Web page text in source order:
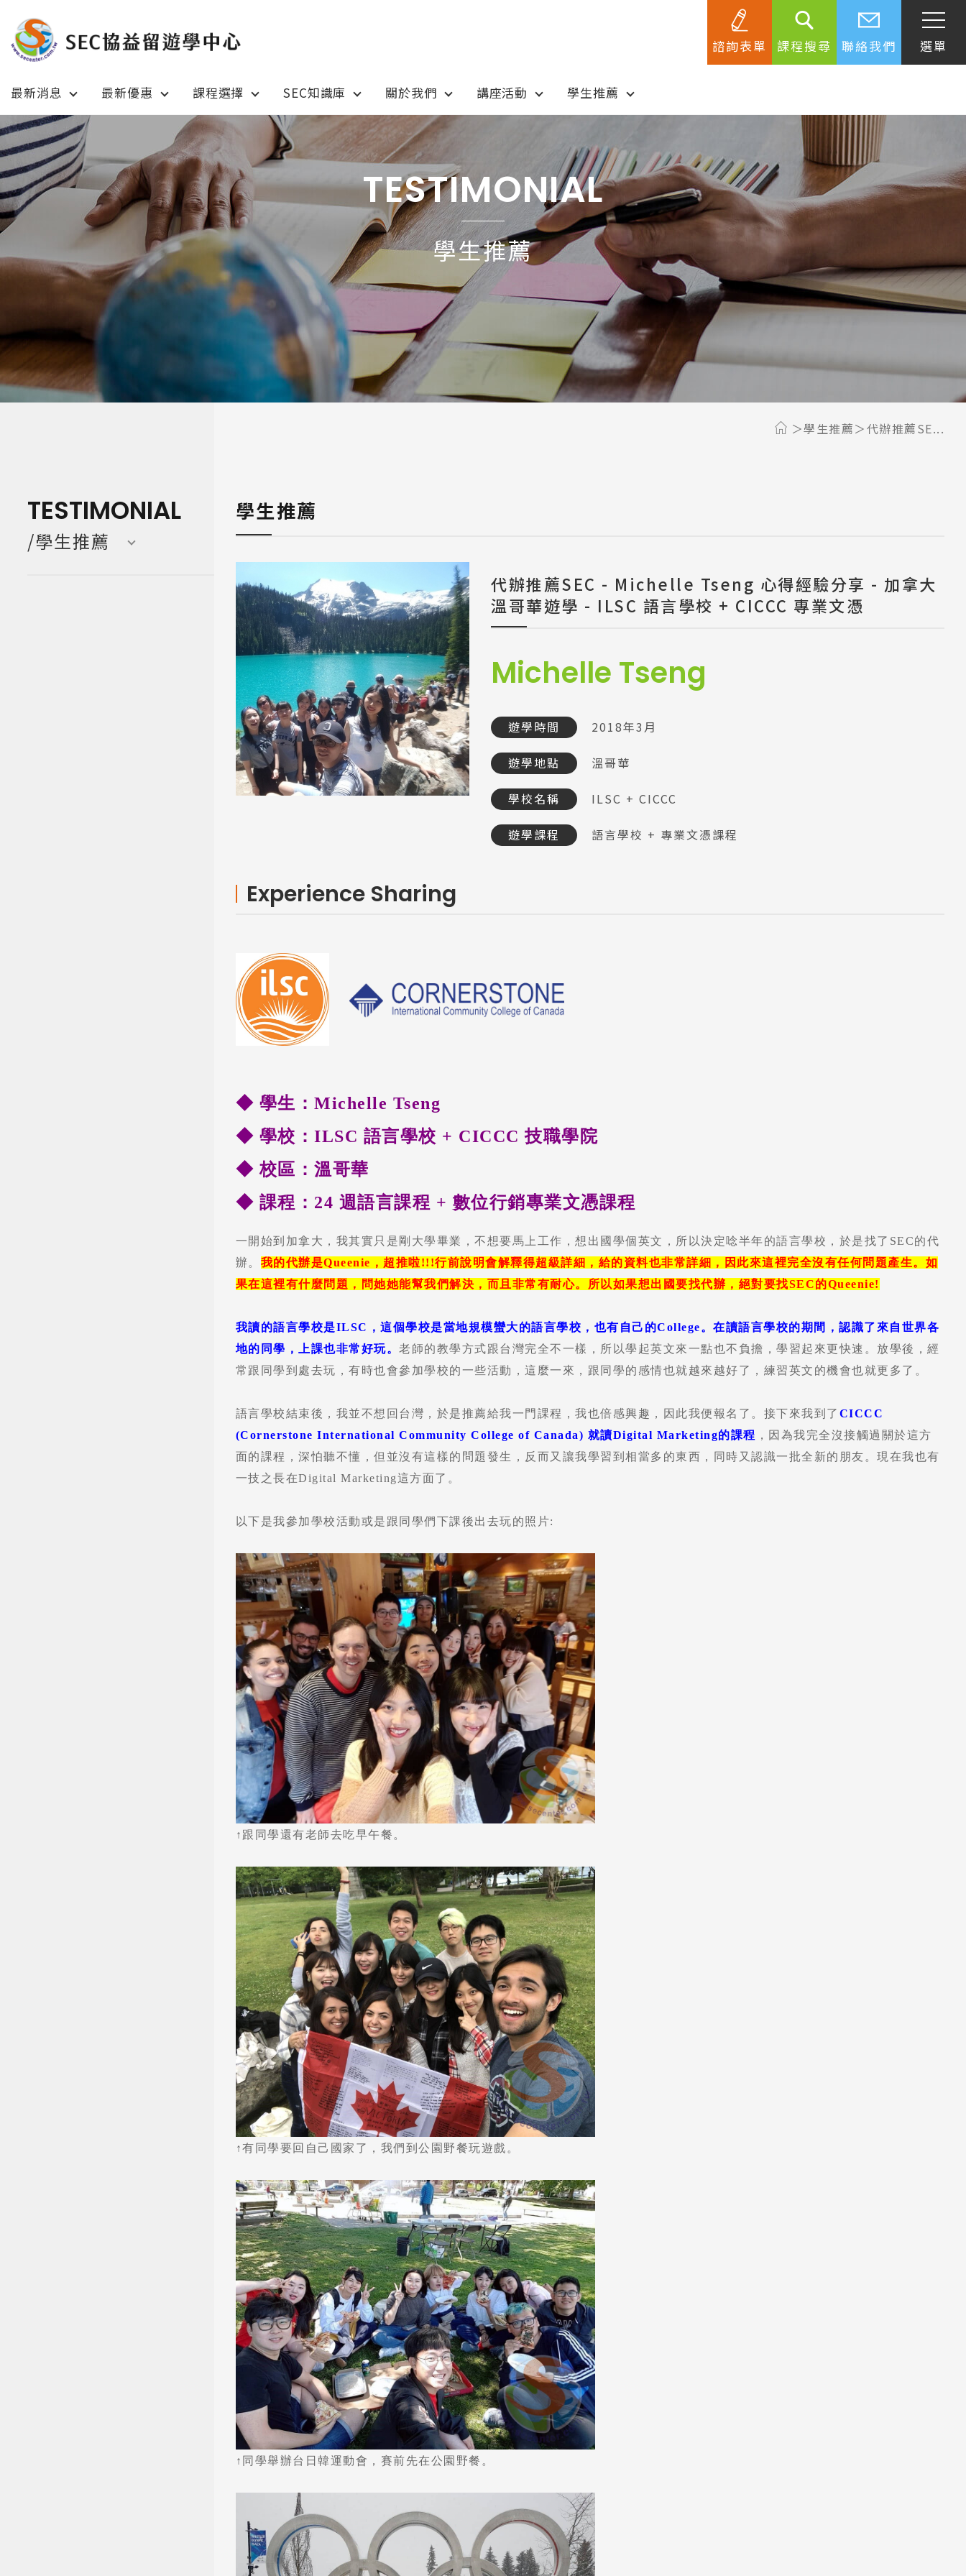
諮詢表單 課程搜尋 聯絡我們 選單
最新消息 最新優惠 課程選擇 SEC知識庫 關於我們 講座活動 學生推薦
熱門搜尋： 護理 加拿大RO 任意門 遊學團 教育學區
Latest News 最新消息
綜合訊息
加拿大 Canada
日本 Japan
澳洲 Australia
英國 UK/愛爾蘭 Ireland
美國 USA
寒暑假遊學團 Camp
Promotion 最新優惠
加拿大 Canada
澳洲 Australia
英國 UK / 愛爾蘭IRELAND
美國 USA
紐西蘭 New Zealand
亞洲 Asia / 其他 Others
Program 課程選擇
語言學校
國高中小學校
專業技職｜海外工讀
寒暑假遊學團
學士碩士
SEC 知識庫
關於簽證
生活資訊
跟著遊學大使看世界
學習要領
工作規範
生涯規劃
TESTIMONIAL
學生推薦
TESTIMONIAL
/學生推薦
學生推薦 代辦推薦SE...
學生推薦
代辦推薦SEC - Michelle Tseng 心得經驗分享 - 加拿大
溫哥華遊學 - ILSC 語言學校 + CICCC 專業文憑
Michelle Tseng
遊學時間 2018年3月
遊學地點 溫哥華
學校名稱 ILSC + CICCC
遊學課程 語言學校 + 專業文憑課程
Experience Sharing
◆ 學生：Michelle Tseng
◆ 學校：ILSC 語言學校 + CICCC 技職學院
◆校區：溫哥華
◆ 課程：24 週語言課程 + 數位行銷專業文憑課程
一開始到加拿大，我其實只是剛大學畢業，不想要馬上工作，想出國學個英文，所以決定唸半年的語言學校，於是找了SEC的代
辦。 我的代辦是Queenie，超推啦!!!行前說明會解釋得超級詳細，給的資料也非常詳細，因此來這裡完全沒有任何問題產生。如
果在這裡有什麼問題，問她她能幫我們解決，而且非常有耐心。所以如果想出國要找代辦，絕對要找SEC的Queenie!
我讀的語言學校是ILSC，這個學校是當地規模蠻大的語言學校，也有自己的College。在讀語言學校的期間，認識了來自世界各
地的同學，上課也非常好玩。老師的教學方式跟台灣完全不一樣，所以學起英文來一點也不負擔，學習起來更快速。放學後，經
常跟同學到處去玩，有時也會參加學校的一些活動，這麼一來，跟同學的感情也就越來越好了，練習英文的機會也就更多了。
語言學校結束後，我並不想回台灣，於是推薦給我一門課程，我也倍感興趣，因此我便報名了。接下來我到了 CICCC
(Cornerstone International Community College of Canada) 就讀Digital Marketing的課程 ，因為我完全沒接觸過關於這方
面的課程，深怕聽不懂，但並沒有這樣的問題發生，反而又讓我學習到相當多的東西，同時又認識一批全新的朋友。現在我也有
一技之長在Digital Marketing這方面了。
以下是我參加學校活動或是跟同學們下課後出去玩的照片:
↑跟同學還有老師去吃早午餐。
↑有同學要回自己國家了，我們到公園野餐玩遊戲。
↑同學舉辦台日韓運動會，賽前先在公園野餐。